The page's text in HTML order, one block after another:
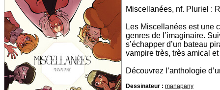
Miscellanées, nf. Pluriel :
Les Miscellanées est une
genres de l’imaginaire.
s’échapper d’un bateau
vampire très, très amical
Découvrez l’anthologie
Dessinateur : manapany